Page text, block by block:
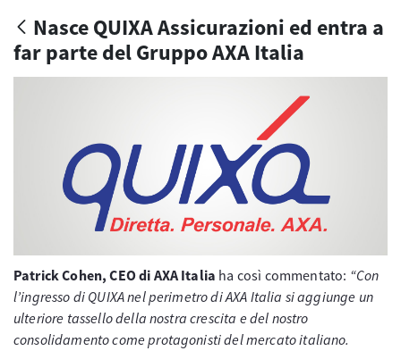
Nasce QUIXA Assicurazioni ed entra a
far parte del Gruppo AXA Italia
Patrick Cohen, CEO di AXA Italia ha così commentato: “Con
l’ingresso di QUIXA nel perimetro di AXA Italia si aggiunge un
ulteriore tassello della nostra crescita e del nostro
consolidamento come protagonisti del mercato italiano.